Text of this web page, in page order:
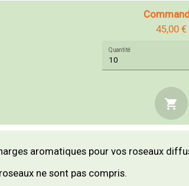
45,00 €
Quantité
shopping_cart
aromatiques pour vos roseaux
ne sont pas compris.